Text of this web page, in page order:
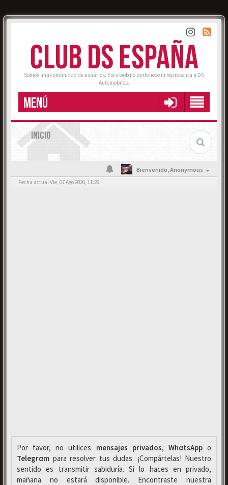
CLUB DS ESPAÑA
Somos una comunidad de usuarios. Esta web no pertenece ni representa a DS
Automobiles.
MENÚ
INICIO
Bienvenido,Anonymous
Fecha actual Vie, 07 Ago 2026, 11:29
Por favor, no utilices mensajes privados, WhαtsAppo
Telegrαm para resolver tus dudas. ¡Compártelas! Nuestro
sentido es transmitir sabiduría. Si lo haces en privado,
mañana no estará disponible. Encontraste nuestra